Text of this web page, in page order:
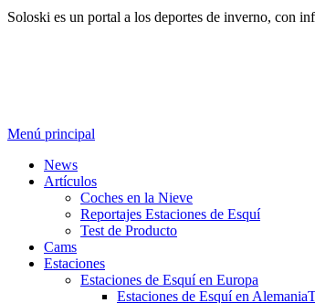
Soloski es un portal a los deportes de inverno, con
Menú principal
News
Artículos
Coches en la Nieve
Reportajes Estaciones de Esquí
Test de Producto
Cams
Estaciones
Estaciones de Esquí en Europa
Estaciones de Esquí en Alemania